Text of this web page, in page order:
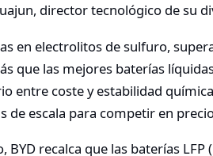
director tecnológico de su
en electrolitos de sulfuro,
que las mejores baterías
entre coste y estabilidad
de escala para competir en
BYD recalca que las baterías